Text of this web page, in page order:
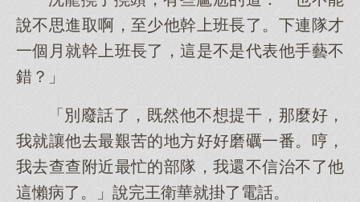
說不思進取啊，至少他幹上班長了。下連隊才
一個月就幹上班長了，這是不是代表他手藝不
錯？」
「別廢話了，既然他不想提干，那麼好，
我就讓他去最艱苦的地方好好磨礪一番。哼，
我去查查附近最忙的部隊，我還不信治不了他
這懶病了。」說完王衛華就掛了電話。